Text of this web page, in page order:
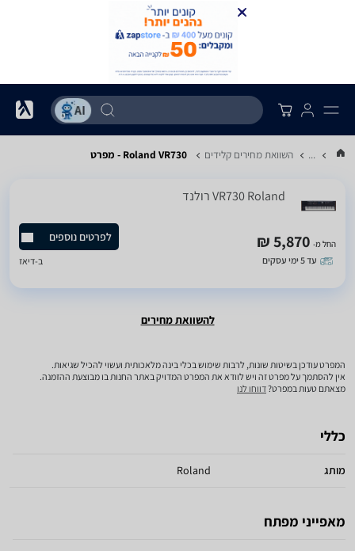
... השוואת מחירים קלידים Roland VR730 - מפרט
VR730 Roland רולנד
החל מ- 5,870 ₪
עד 5 ימי עסקים
לפרטים נוספים
ב-דיאז
להשוואת מחירים
המפרט עודכן בשיטות שונות, לרבות שימוש בכלי בינה מלאכותית ועשוי להכיל שגיאות.
אין להסתמך על מפרט זה ויש לוודא את המפרט המדויק באתר החנות בו מבוצעת ההזמנה.
מצאתם טעות במפרט?דווחו לנו
כללי
מותג Roland
מאפייני מפתח